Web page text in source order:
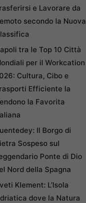
e Lavorare da
secondo la Nuova
tra le Top 10 Città
per il Workcation
Cultura, Cibo e
Efficiente la
la Favorita
Il Borgo di
Sospeso sul
Ponte di Dio
Nord della Spagna
Klement: L’Isola
dove la Natura